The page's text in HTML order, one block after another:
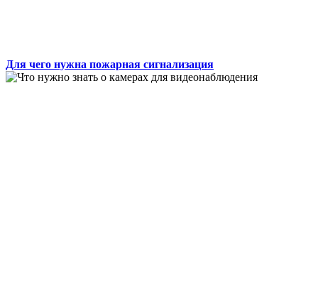
Для чего нужна пожарная сигнализация